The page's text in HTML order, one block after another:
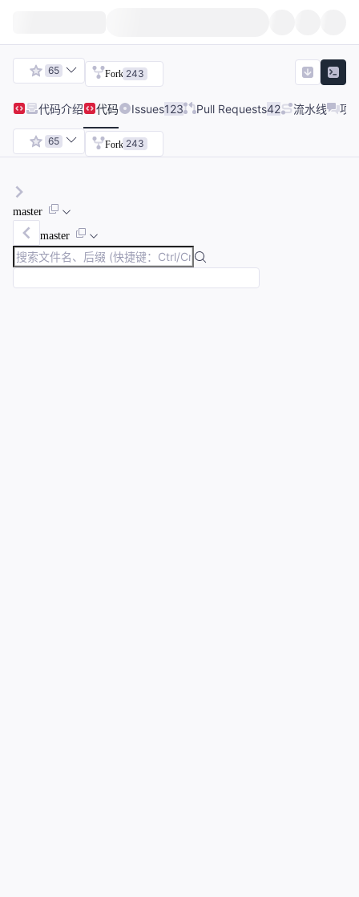
65 Fork 243
代码介绍 代码 Issues123 Pull Requests42 流水线 项
65 Fork 243
master
master